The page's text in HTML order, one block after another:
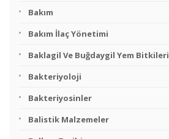
Bakım
Bakım İlaç Yönetimi
Baklagil Ve Buğdaygil Yem Bitkileri
Bakteriyoloji
Bakteriyosinler
Balistik Malzemeler